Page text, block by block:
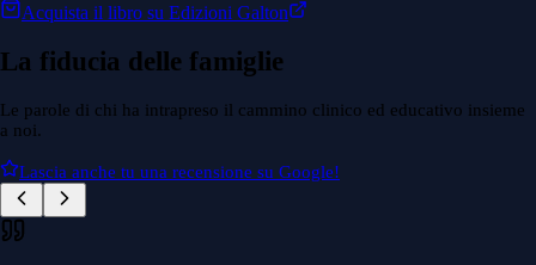
Acquista il libro su Edizioni Galton
La fiducia delle famiglie
Le parole di chi ha intrapreso il cammino clinico ed educativo insieme
a noi.
Lascia anche tu una recensione su Google!